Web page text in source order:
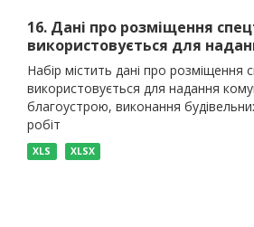
16. Дані про розміщення
використовується для
Набір містить дані про розміщення
використовується для надання
благоустрою, виконання
робіт
XLS XLSX